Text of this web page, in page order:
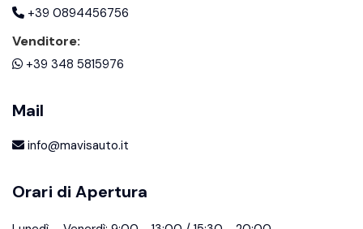
+39 0894456756
Venditore:
+39 348 5815976
Mail
info@mavisauto.it
Orari di Apertura